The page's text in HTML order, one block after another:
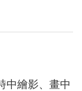
中繪影、畫中